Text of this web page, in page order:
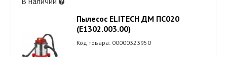
Пылесос ELITECH ДМ ПС020
(E1302.003.00)
Код товара: 00000323950